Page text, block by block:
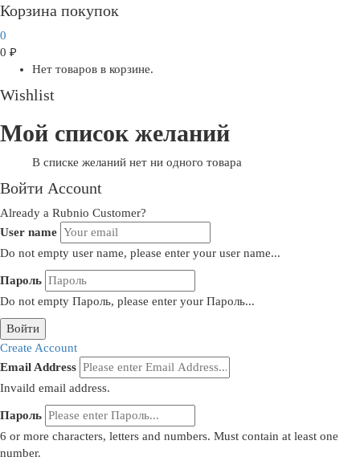
Корзина покупок
0
0 ₽
Нет товаров в корзине.
Wishlist
Мой список желаний
В списке желаний нет ни одного товара
Войти Account
Already a Rubnio Customer?
User name
Do not empty user name, please enter your user name...
Пароль
Do not empty Пароль, please enter your Пароль...
Войти
Create Account
Email Address
Invaild email address.
Пароль
6 or more characters, letters and numbers. Must contain at least one
number.